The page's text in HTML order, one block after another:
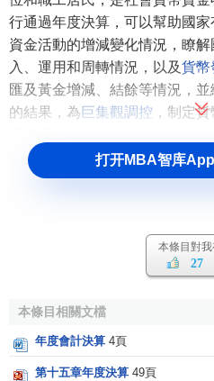
行通過年度決算，可以幫助國家
資金活動的增減變化情況，瞭
入、運用和周轉情況，以及貨幣
匯及黃金增減、結餘等情況，
的結果，為巨集觀調控 ，制定
年度決算的程式
1.年度決算前的準備工作
算準備工作一般從每年第四季
內外賬務、清理資金、盤點財
務、試算平衡等。
打开MBA智库
本條目對
27
本條目相關文檔
年度會計決算 4頁
第十五章年度決算 49頁